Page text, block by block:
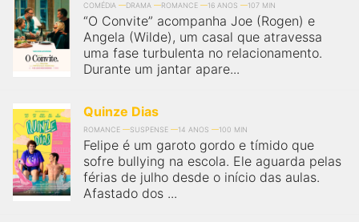
COMÉDIA DRAMA ROMANCE 16 ANOS 107 MIN
“O Convite” acompanha Joe (Rogen) e
Angela (Wilde), um casal que atravessa
uma fase turbulenta no relacionamento.
Durante um jantar apare...
Quinze Dias
ROMANCE SUSPENSE 14 ANOS 100 MIN
Felipe é um garoto gordo e tímido que
sofre bullying na escola. Ele aguarda pelas
férias de julho desde o início das aulas.
Afastado dos ...